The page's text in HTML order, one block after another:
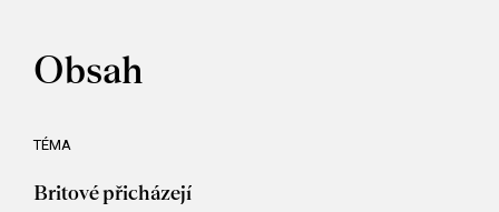
Obsah
TÉMA
Britové přicházejí